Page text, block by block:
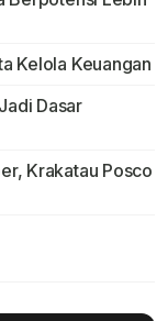
Kelola Keuangan
Dasar
Krakatau Posco